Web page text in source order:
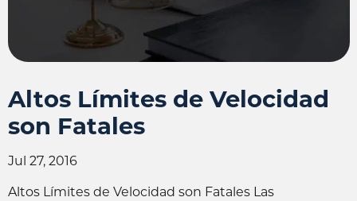
Altos Límites de Velocidad
son Fatales
Jul 27, 2016
Altos Límites de Velocidad son Fatales Las